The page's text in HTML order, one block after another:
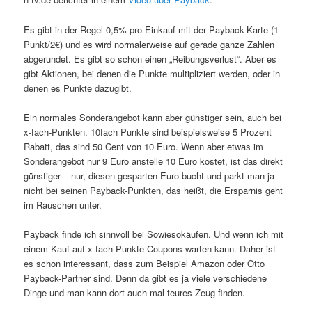
Es gibt in der Regel 0,5% pro Einkauf mit der Payback-Karte (1
Punkt/2€) und es wird normalerweise auf gerade ganze Zahlen
abgerundet. Es gibt so schon einen „Reibungsverlust“. Aber es
gibt Aktionen, bei denen die Punkte multipliziert werden, oder in
denen es Punkte dazugibt.
Ein normales Sonderangebot kann aber günstiger sein, auch bei
x-fach-Punkten. 10fach Punkte sind beispielsweise 5 Prozent
Rabatt, das sind 50 Cent von 10 Euro. Wenn aber etwas im
Sonderangebot nur 9 Euro anstelle 10 Euro kostet, ist das direkt
günstiger – nur, diesen gesparten Euro bucht und parkt man ja
nicht bei seinen Payback-Punkten, das heißt, die Ersparnis geht
im Rauschen unter.
Payback finde ich sinnvoll bei Sowiesokäufen. Und wenn ich mit
einem Kauf auf x-fach-Punkte-Coupons warten kann. Daher ist
es schon interessant, dass zum Beispiel Amazon oder Otto
Payback-Partner sind. Denn da gibt es ja viele verschiedene
Dinge und man kann dort auch mal teures Zeug finden.